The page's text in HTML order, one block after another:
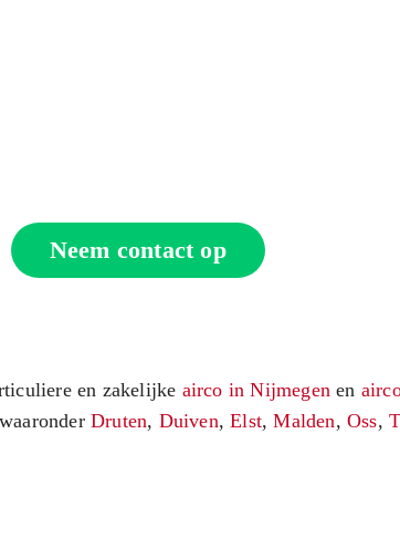
Neem contact op
en zakelijke airco in Nijmegenen
Druten, Duiven,Elst,Malden,Oss,